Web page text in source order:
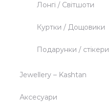
Лонгі / Світшоти
Куртки / Дощовики
Подарунки / стікери
Jewellery – Kashtan
Аксесуари